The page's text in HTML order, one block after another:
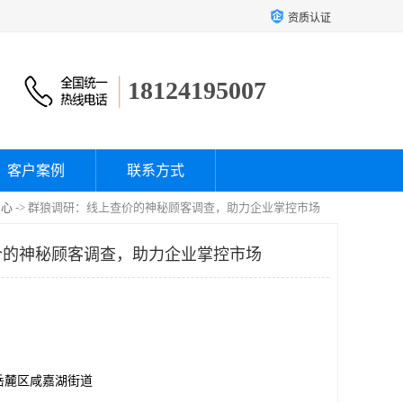
资质认证
18124195007
客户案例 联系方式
-> 群狼调研：线上查价的神秘顾客调查，助力企业掌控市场
神秘顾客调查，助力企业掌控市场
麓区咸嘉湖街道